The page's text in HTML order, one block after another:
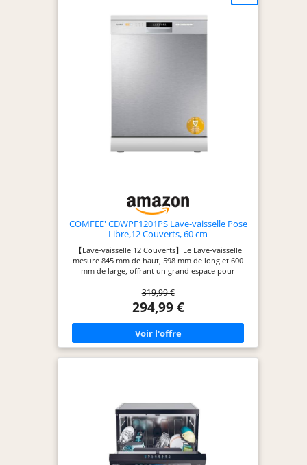
COMFEE' CDWPF1201PS Lave-vaisselle Pose
Libre,12 Couverts, 60 cm
【Lave-vaisselle 12 Couverts】Le Lave-vaisselle
mesure 845 mm de haut, 598 mm de long et 600
mm de large, offrant un grand espace pour
charger maximal de vaisselles. Le panier à
couverts peut également être retiré pour fournir
un espace supplémentaire pour les grandes
casseroles et poêles de 300 mm de diamètre, si
nécessaire. 【Séchage Intensif】La fonction de
séchage intensif offre un séchage complet (sauf
pour les cycles Rapide et Autonettoyant) sans qu'il
maintenant la température de l'eau à 72 °C, le
lavage hygiénique permet d'éliminer les taches les
plus tenaces, pour une vaisselle et des verres
propres et hygiéniques. 【Fonction Demi-charge】
La fonction demi-charge permet de laver des
charges plus petites, en consommant 30 %
319,99 €
294,99 €